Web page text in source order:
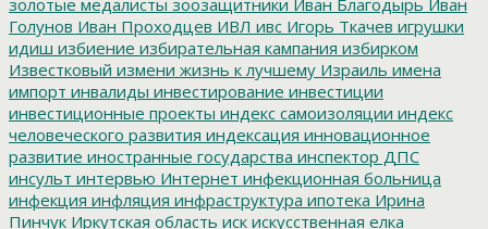
Голунов Иван Проходцев ИВЛ ивс Игорь Ткачев игрушки
идиш избиение избирательная кампания избирком
Известковый измени жизнь к лучшему Израиль имена
импорт инвалиды инвестирование инвестиции
инвестиционные проекты индекс самоизоляции индекс
человеческого развития индексация инновационное
развитие иностранные государства инспектор ДПС
инсульт интервью Интернет инфекционная больница
инфекция инфляция инфраструктура ипотека Ирина
Пинчук Иркутская область иск искусственная елка